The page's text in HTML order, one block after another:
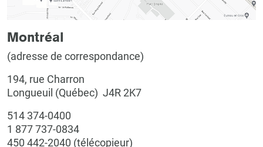
Montréal
(adresse de correspondance)
194, rue Charron
Longueuil (Québec) J4R 2K7
514 374-0400
1 877 737-0834
450 442-2040 (télécopieur)